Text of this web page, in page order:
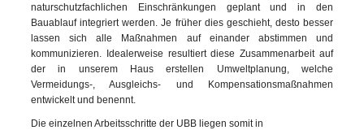
naturschutzfachlichen Einschränkungen geplant und in den
Bauablauf integriert werden. Je früher dies geschieht, desto besser
lassen sich alle Maßnahmen auf einander abstimmen und
kommunizieren. Idealerweise resultiert diese Zusammenarbeit auf
der in unserem Haus erstellen Umweltplanung, welche
Vermeidungs-, Ausgleichs- und Kompensationsmaßnahmen
entwickelt und benennt.
Die einzelnen Arbeitsschritte der UBB liegen somit in